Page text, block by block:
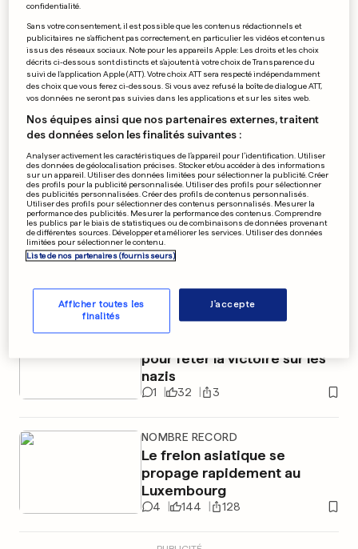
ALLEMAGNE
Décès à 103 ans de Margot
Friedländer, rescapée de la
Shoah
MOSCOU
pour fêter la victoire sur les
nazis
1 32 3
NOMBRE RECORD
Le frelon asiatique se
propage rapidement au
Luxembourg
4 144 128
confidentialité.
Sans votre consentement, il est possible que les contenus rédactionnels et
publicitaires ne s'affichent pas correctement, en particulier les vidéos et contenus
issus des réseaux sociaux. Note pour les appareils Apple: Les droits et les choix
décrits ci-dessous sont distincts et s'ajoutent à votre choix de Transparence du
suivi de l'application Apple (ATT). Votre choix ATT sera respecté indépendamment
des choix que vous ferez ci-dessous. Si vous avez refusé la boîte de dialogue ATT,
vos données ne seront pas suivies dans les applications et sur les sites web.
Nos équipes ainsi que nos partenaires externes, traitent
des données selon les finalités suivantes :
Analyser activement les caractéristiques de l’appareil pour l’identification. Utiliser
des données de géolocalisation précises. Stocker et/ou accéder à des informations
sur un appareil. Utiliser des données limitées pour sélectionner la publicité. Créer
des profils pour la publicité personnalisée. Utiliser des profils pour sélectionner
des publicités personnalisées. Créer des profils de contenus personnalisés.
Utiliser des profils pour sélectionner des contenus personnalisés. Mesurer la
performance des publicités. Mesurer la performance des contenus. Comprendre
les publics par le biais de statistiques ou de combinaisons de données provenant
de différentes sources. Développer et améliorer les services. Utiliser des données
limitées pour sélectionner le contenu.
Liste de nos partenaires (fournisseurs)
Afficher toutes les
finalités
J'accepte